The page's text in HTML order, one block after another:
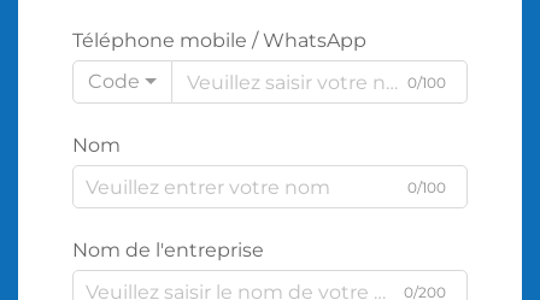
Téléphone mobile / WhatsApp
Code
0/100
Nom
0/100
Nom de l'entreprise
0/200